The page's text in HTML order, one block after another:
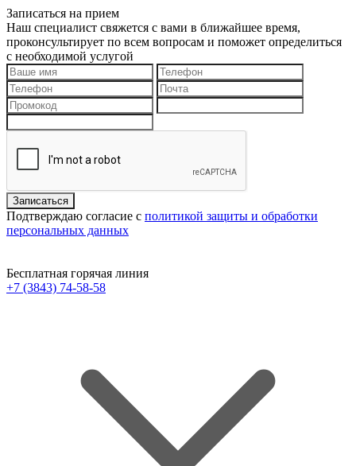
Записаться на прием
Наш специалист свяжется с вами в ближайшее время,
проконсультирует по всем вопросам и поможет определиться
с необходимой услугой
Подтверждаю согласие с политикой защиты и обработки
персональных данных
Бесплатная горячая линия
+7 (3843) 74-58-58